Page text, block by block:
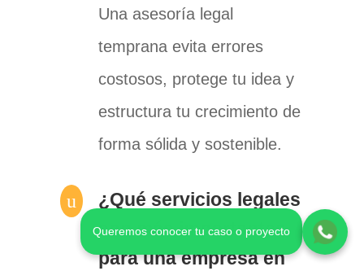
Queremos conocer tu caso o proyecto
Una asesoría legal
temprana evita errores
costosos, protege tu idea y
estructura tu crecimiento de
forma sólida y sostenible.
u
¿Qué servicios legales
son más importantes
para una empresa en